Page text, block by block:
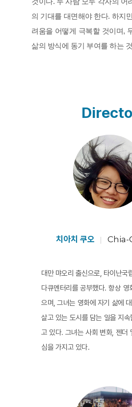
의 기대를 대면해야 한다. 하지
려움을 어떻게 극복할 것이며,
삶의 방식에 동기 부여를 하는
치아치 쿠오 Chia-
대만 먀오리 출신으로, 타이난국
다큐멘터리를 공부했다. 항상
으며, 그녀는 영화에 자기 삶에
살고 있는 도시를 담는 일을 지
고 있다. 그녀는 사회 변화, 젠더
심을 가지고 있다.